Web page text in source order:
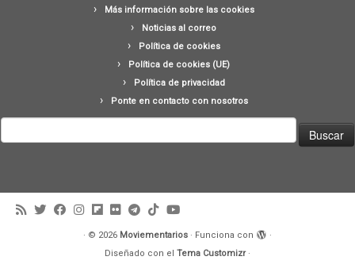
Más información sobre las cookies
Noticias al correo
Política de cookies
Política de cookies (UE)
Política de privacidad
Ponte en contacto con nosotros
· © 2026 Moviementarios · Funciona con
·
Diseñado con el Tema Customizr·